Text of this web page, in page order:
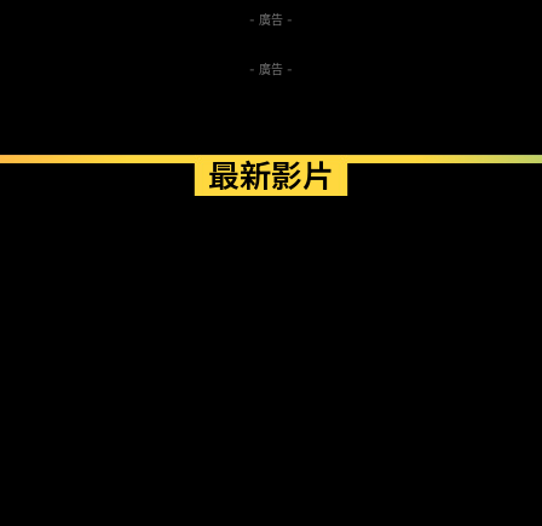
- 廣告 -
- 廣告 -
最新影片